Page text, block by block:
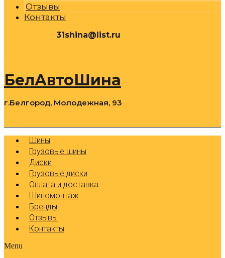
Отзывы
Контакты
31shina@list.ru
БелАвтоШина
г.Белгород, Молодежная, 93
Шины
Грузовые шины
Диски
Грузовые диски
Оплата и доставка
Шиномонтаж
Бренды
Отзывы
Контакты
Menu